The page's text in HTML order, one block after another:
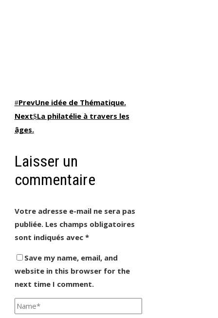
PrevUne idée de Thématique.
Next La philatélie à travers les
âges.
Laisser un
commentaire
Votre adresse e-mail ne sera pas
publiée. Les champs obligatoires
sont indiqués avec *
Save my name, email, and
website in this browser for the
next time I comment.